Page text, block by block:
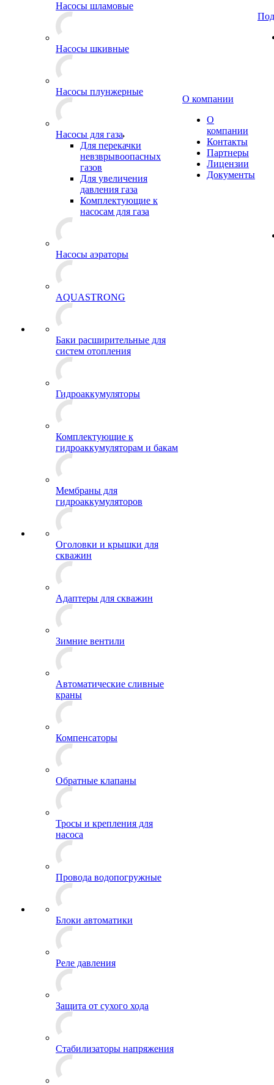
Насосы шламовые
Насосы шкивные
Насосы плунжерные
Насосы для газа
Для перекачки
невзврывоопасных
газов
Для увеличения
давления газа
Комплектующие к
насосам для газа
Насосы аэраторы
AQUASTRONG
Баки расширительные для
систем отопления
Гидроаккумуляторы
Комплектующие к
гидроаккумуляторам и бакам
Мембраны для
гидроаккумуляторов
Оголовки и крышки для
скважин
Адаптеры для скважин
Зимние вентили
Автоматические сливные
краны
Компенсаторы
Обратные клапаны
Тросы и крепления для
насоса
Провода водопогружные
Блоки автоматики
Реле давления
Защита от сухого хода
Стабилизаторы напряжения
О компании
О
компании
Контакты
Партнеры
Лицензии
Документы